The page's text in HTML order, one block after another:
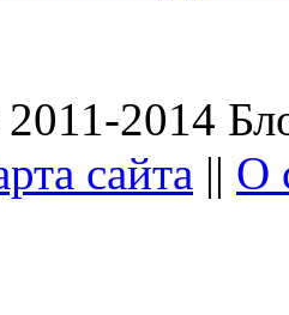
2014
сайта || О